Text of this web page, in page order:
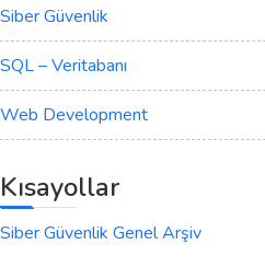
Siber Güvenlik
SQL – Veritabanı
Web Development
Kısayollar
Siber Güvenlik Genel Arşiv